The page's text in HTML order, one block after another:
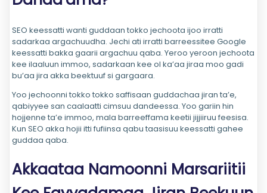
SEO keessatti wanti guddaan tokko jechoota ijoo irratti
sadarkaa argachuudha. Jechi ati irratti barreessitee Google
keessatti bakka gaarii argachuu qaba. Yeroo yeroon jechoota
kee ilaaluun immoo, sadarkaan kee ol ka’aa jiraa moo gadi
bu’aa jira akka beektuuf si gargaara.
Yoo jechoonni tokko tokko saffisaan guddachaa jiran ta’e,
qabiyyee san caalaatti cimsuu dandeessa. Yoo gariin hin
hojjenne ta’e immoo, mala barreeffama keetii jijjiiruu feesisa.
Kun SEO akka hojii itti fufiinsa qabu taasisuu keessatti gahee
guddaa qaba.
Akkaataa Namoonni Marsariitii